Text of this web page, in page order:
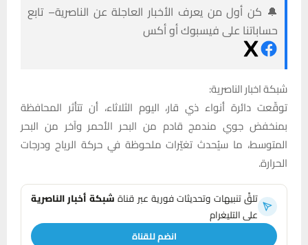
🔔 كن أول من يعرف الأخبار العاجلة عن الناصرية– تابع
حساباتنا على فيسبوك أو أكس
شبكة اخبار الناصرية:
توقّعت دائرة أنواء ذي قار، اليوم الثلاثاء، أن تتأثر المحافظة
بمنخفض جوي مندمج قادم من البحر الأحمر وآخر من البحر
المتوسط، ما سيُحدث تغيّرات ملحوظة في حركة الرياح ودرجات
الحرارة.
تلقَّ تنبيهات وتحديثات فورية عبر قناةشبكة أخبار الناصرية
على التليغرام
انضم للقناة